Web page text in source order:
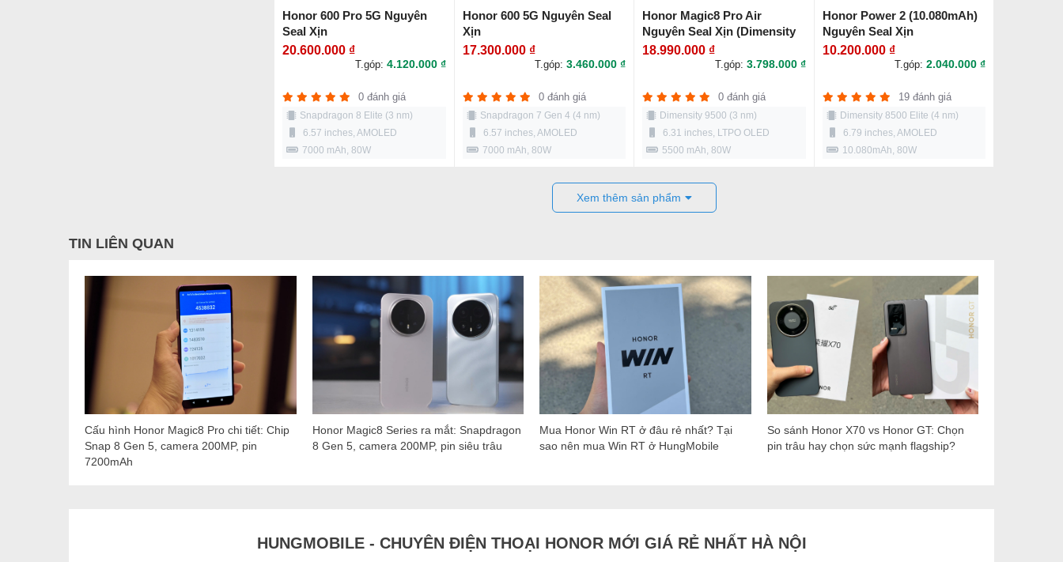
Honor 600 Pro 5G Nguyên
Seal Xịn
20.600.000 ₫
T.góp: 4.120.000 ₫
0 đánh giá
Snapdragon 8 Elite (3 nm)
6.57 inches, AMOLED
7000 mAh, 80W
Honor 600 5G Nguyên Seal
Xịn
17.300.000 ₫
T.góp: 3.460.000 ₫
0 đánh giá
Snapdragon 7 Gen 4 (4 nm)
6.57 inches, AMOLED
7000 mAh, 80W
Honor Magic8 Pro Air
Nguyên Seal Xịn (Dimensity
9500)
18.990.000 ₫
T.góp: 3.798.000 ₫
0 đánh giá
Dimensity 9500 (3 nm)
6.31 inches, LTPO OLED
5500 mAh, 80W
Honor Power 2 (10.080mAh)
Nguyên Seal Xịn
10.200.000 ₫
T.góp: 2.040.000 ₫
19 đánh giá
Dimensity 8500 Elite (4 nm)
6.79 inches, AMOLED
10.080mAh, 80W
Xem thêm sản phẩm
TIN LIÊN QUAN
Cấu hình Honor Magic8 Pro chi tiết: Chip
Snap 8 Gen 5, camera 200MP, pin
7200mAh
Honor Magic8 Series ra mắt: Snapdragon
8 Gen 5, camera 200MP, pin siêu trâu
Mua Honor Win RT ở đâu rẻ nhất? Tại
sao nên mua Win RT ở HungMobile
So sánh Honor X70 vs Honor GT: Chọn
pin trâu hay chọn sức mạnh flagship?
HUNGMOBILE - CHUYÊN ĐIỆN THOẠI HONOR MỚI GIÁ RẺ NHẤT HÀ NỘI